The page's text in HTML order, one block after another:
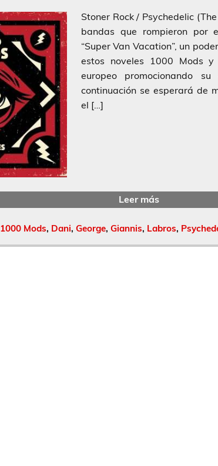
Stoner Rock / Psychedelic
bandas que rompieron por
“Super Van Vacation”, un
estos noveles 1000 Mods
europeo promocionando
continuación se esperará de
el […]
Leer más
1000 Mods, Dani, George, Giannis, Labros,